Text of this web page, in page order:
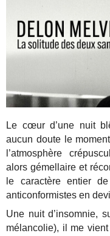
Le cœur d’une nuit
aucun doute le
l’atmosphère
alors gémellaire et
le caractère entier
anticonformistes en
Une nuit d’insomnie,
mélancolie), il me vient